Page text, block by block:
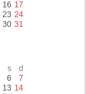
16 17
23 24
30 31
s d
6 7
13 14